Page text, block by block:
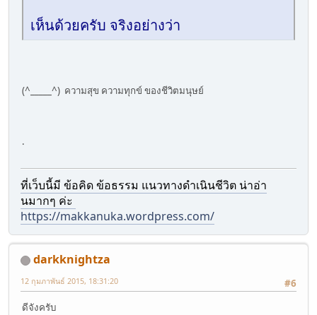
เห็นด้วยครับ จริงอย่างว่า
(^_____^) ความสุข ความทุกข์ ของชีวิตมนุษย์
.
ที่เว็บนี้มี ข้อคิด ข้อธรรม แนวทางดำเนินชีวิต น่าอ่า
นมากๆ ค่ะ
https://makkanuka.wordpress.com/
darkknightza
#6
12 กุมภาพันธ์ 2015, 18:31:20
ดีจังครับ